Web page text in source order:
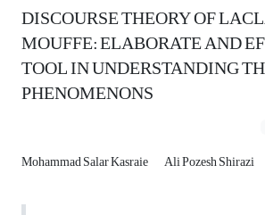
DISCOURSE THEORY OF
MOUFFE: ELABORATE AND
TOOL IN UNDERSTANDING
PHENOMENONS
Mohammad Salar Kasraie
Ali Pozesh Shirazi